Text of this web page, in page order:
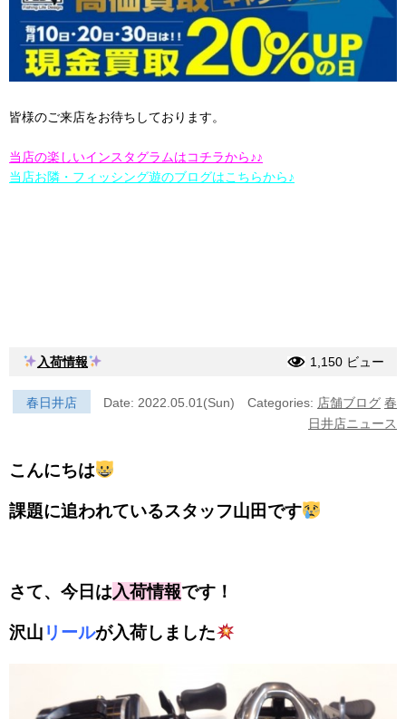
皆様のご来店をお待ちしております。
当店の楽しいインスタグラムはコチラから♪♪
当店お隣・フィッシング遊のブログはこちらから♪
入荷情報 1,150 ビュー
春日井店 Date: 2022.05.01(Sun) Categories: 店舗ブログ 春
日井店ニュース
こんにちは
課題に追われているスタッフ山田です
さて、今日は入荷情報です！
沢山 リールが入荷しました